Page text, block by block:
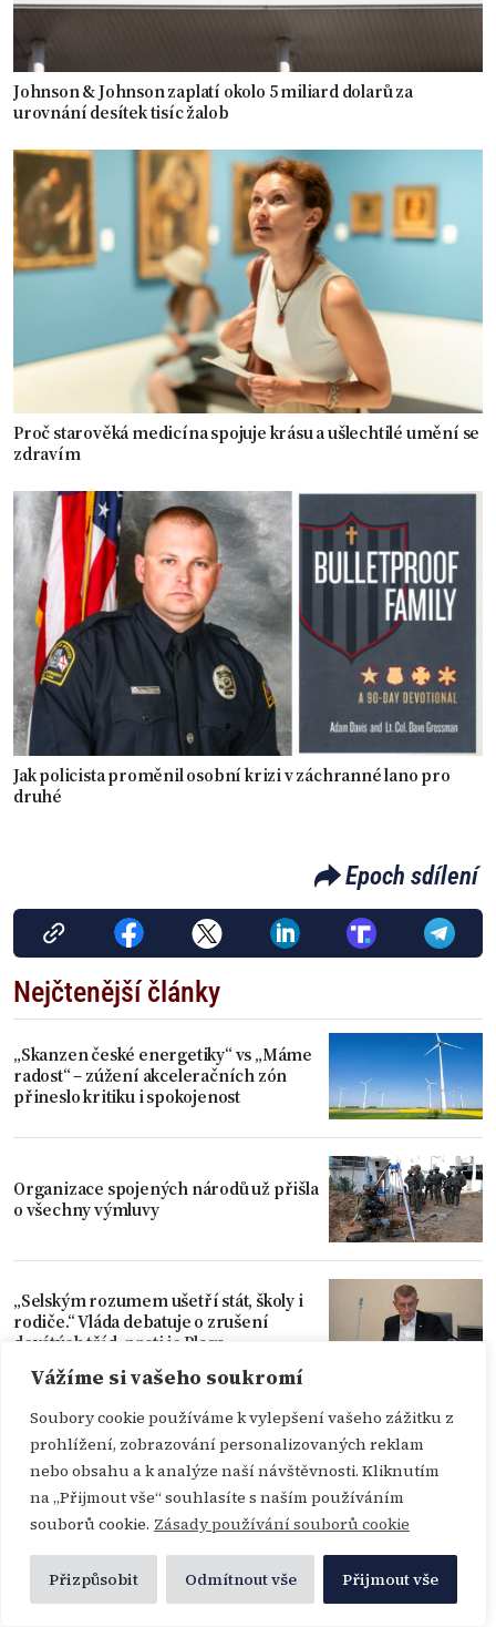
Vážíme si vašeho soukromí
Soubory cookie používáme k vylepšení vašeho zážitku z
prohlížení, zobrazování personalizovaných reklam
nebo obsahu a k analýze naší návštěvnosti. Kliknutím
na „Přijmout vše“ souhlasíte s naším používáním
souborů cookie. Zásady používání souborů cookie
Přizpůsobit Odmítnout vše Přijmout vše
Johnson & Johnson zaplatí okolo 5 miliard dolarů za
urovnání desítek tisíc žalob
Proč starověká medicína spojuje krásu a ušlechtilé umění se
zdravím
Jak policista proměnil osobní krizi v záchranné lano pro
druhé
Epoch sdílení
Nejčtenější články
„Skanzen české energetiky“ vs „Máme
radost“ – zúžení akceleračních zón
přineslo kritiku i spokojenost
Organizace spojených národů už přišla
o všechny výmluvy
„Selským rozumem ušetří stát, školy i
rodiče.“ Vláda debatuje o zrušení
devátých tříd, proti je Plaga
Turek na prezidenta žalobu nakonec
nepodá
menším objemem mozku, zjistila
studie